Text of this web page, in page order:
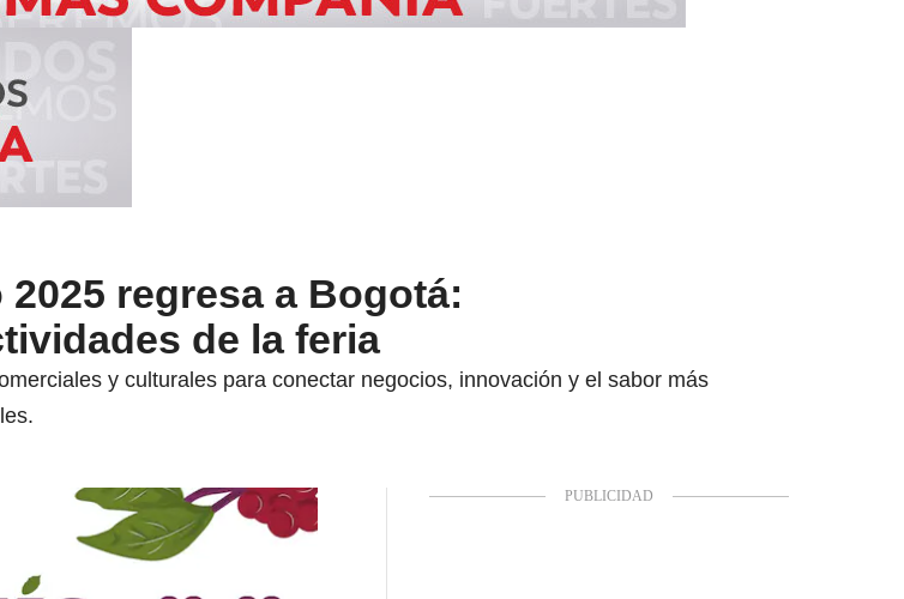
regresa a Bogotá:
de la feria
y culturales para conectar negocios, innovación y el sabor más